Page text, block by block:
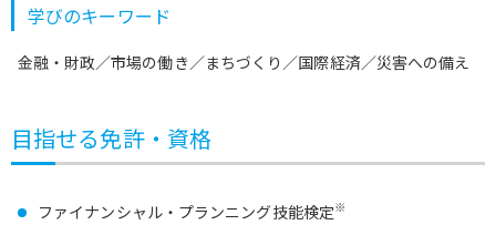
学びのキーワード
金融・財政／市場の働き／まちづくり／国際経済／災害への備え
目指せる免許・資格
ファイナンシャル・プランニング技能検定※